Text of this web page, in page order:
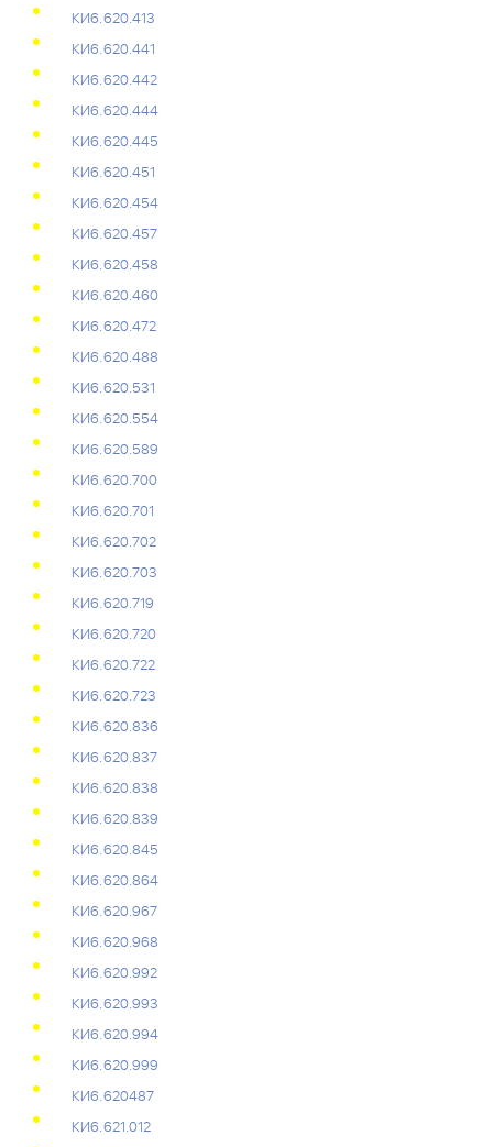
КИ6.620.413
КИ6.620.441
КИ6.620.442
КИ6.620.444
КИ6.620.445
КИ6.620.451
КИ6.620.454
КИ6.620.457
КИ6.620.458
КИ6.620.460
КИ6.620.472
КИ6.620.488
КИ6.620.531
КИ6.620.554
КИ6.620.589
КИ6.620.700
КИ6.620.701
КИ6.620.702
КИ6.620.703
КИ6.620.719
КИ6.620.720
КИ6.620.722
КИ6.620.723
КИ6.620.836
КИ6.620.837
КИ6.620.838
КИ6.620.839
КИ6.620.845
КИ6.620.864
КИ6.620.967
КИ6.620.968
КИ6.620.992
КИ6.620.993
КИ6.620.994
КИ6.620.999
КИ6.620487
КИ6.621.012